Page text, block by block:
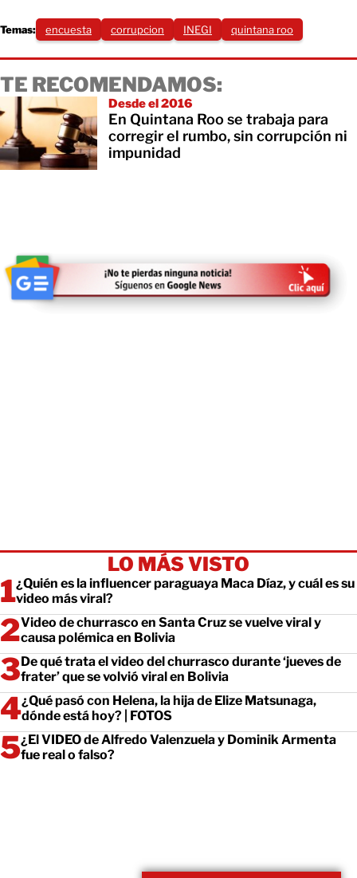
Temas: encuesta corrupcion INEGI quintana roo
TE RECOMENDAMOS:
Desde el 2016
En Quintana Roo se trabaja para
corregir el rumbo, sin corrupción ni
impunidad
LO MÁS VISTO
¿Quién es la influencer paraguaya Maca Díaz, y cuál es su
video más viral?
Video de churrasco en Santa Cruz se vuelve viral y
causa polémica en Bolivia
De qué trata el video del churrasco durante ‘jueves de
frater’ que se volvió viral en Bolivia
¿Qué pasó con Helena, la hija de Elize Matsunaga,
dónde está hoy? | FOTOS
¿El VIDEO de Alfredo Valenzuela y Dominik Armenta
fue real o falso?